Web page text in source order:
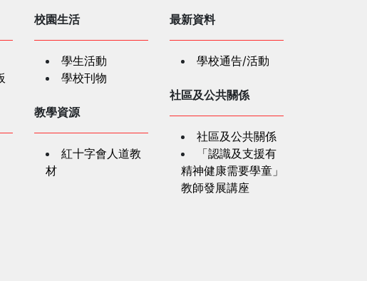
校園生活
學生活動
學校刊物
教學資源
紅十字會人道教
材
最新資料
學校通告/活動
社區及公共關係
社區及公共關係
「認識及支援有
精神健康需要學童」
教師發展講座